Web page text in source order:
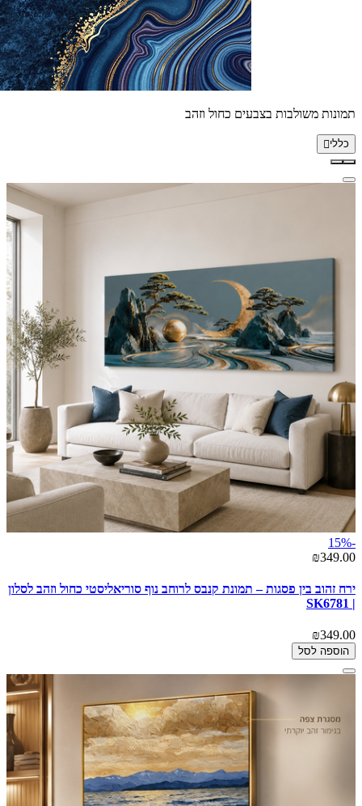
תמונות משולבות בצבעים כחול וזהב
כללי
-15%
₪349.00
ירח זהוב בין פסגות – תמונת קנבס לרוחב נוף סוריאליסטי כחול וזהב לסלון
| SK6781
₪349.00
הוספה לסל